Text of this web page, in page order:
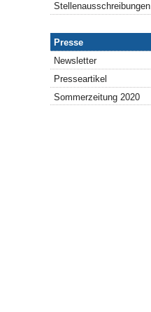
Stellenausschreibungen
Presse
Presse
Newsletter
Presseartikel
Sommerzeitung 2020